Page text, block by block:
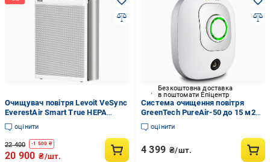
Очищувач повітря Levoit VeSync
EverestAir Smart True HEPA
(2429512705)
оцінити
22 400 -1 500 ₴
20 900 ₴/шт.
Безкоштовна доставка
в поштомати Епіцентр
Система очищення повітря
GreenTech PureAir-50 до 15 м2
(13130555)
оцінити
4 399 ₴/шт.